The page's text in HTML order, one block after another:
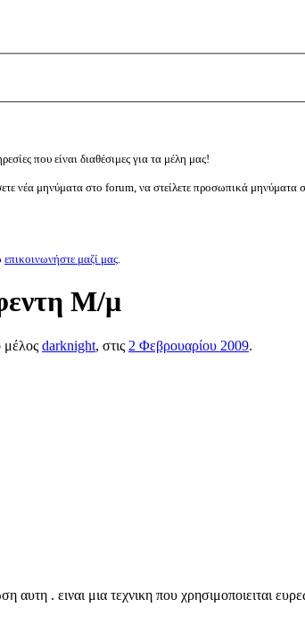
που είναι διαθέσιμες για τα μέλη μας!
νέα μηνύματα στο forum, να στείλετε προσωπικά
επικοινωνήστε μαζί μας.
Μ/μ
μέλος darknight, στις 2 Φεβρουαρίου 2009.
αυτη . ειναι μια τεχνικη που χρησιμοποιειται